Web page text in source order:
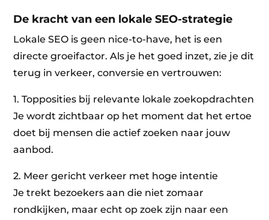
De kracht van een lokale SEO-strategie
Lokale SEO is geen nice-to-have, het is een
directe groeifactor. Als je het goed inzet, zie je dit
terug in verkeer, conversie en vertrouwen:
1. Topposities bij relevante lokale zoekopdrachten
Je wordt zichtbaar op het moment dat het ertoe
doet bij mensen die actief zoeken naar jouw
aanbod.
2. Meer gericht verkeer met hoge intentie
Je trekt bezoekers aan die niet zomaar
rondkijken, maar echt op zoek zijn naar een